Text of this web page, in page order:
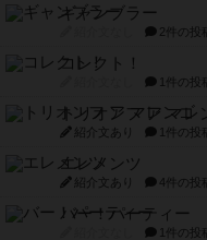
ギャンブラー
2件の投
コレクト！
1件の投
トリオンフ ア マレ
紹介文あり 1件の投
エレメンツ
紹介文あり 4件の投
バー！パーティー
1件の投